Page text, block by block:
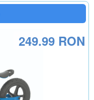
249.99 RON